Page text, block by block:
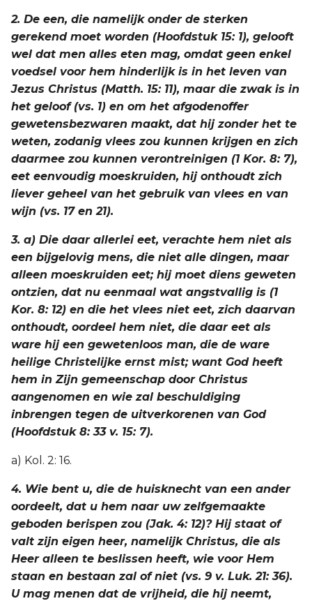
2. De een, die namelijk onder de sterken
gerekend moet worden (Hoofdstuk 15: 1), gelooft
wel dat men alles eten mag, omdat geen enkel
voedsel voor hem hinderlijk is in het leven van
Jezus Christus (Matth. 15: 11), maar die zwak is in
het geloof (vs. 1) en om het afgodenoffer
gewetensbezwaren maakt, dat hij zonder het te
weten, zodanig vlees zou kunnen krijgen en zich
daarmee zou kunnen verontreinigen (1 Kor. 8: 7),
eet eenvoudig moeskruiden, hij onthoudt zich
liever geheel van het gebruik van vlees en van
wijn (vs. 17 en 21).
3. a) Die daar allerlei eet, verachte hem niet als
een bijgelovig mens, die niet alle dingen, maar
alleen moeskruiden eet; hij moet diens geweten
ontzien, dat nu eenmaal wat angstvallig is (1
Kor. 8: 12) en die het vlees niet eet, zich daarvan
onthoudt, oordeel hem niet, die daar eet als
ware hij een gewetenloos man, die de ware
heilige Christelijke ernst mist; want God heeft
hem in Zijn gemeenschap door Christus
aangenomen en wie zal beschuldiging
inbrengen tegen de uitverkorenen van God
(Hoofdstuk 8: 33 v. 15: 7).
a) Kol. 2: 16.
4. Wie bent u, die de huisknecht van een ander
oordeelt, dat u hem naar uw zelfgemaakte
geboden berispen zou (Jak. 4: 12)? Hij staat of
valt zijn eigen heer, namelijk Christus, die als
Heer alleen te beslissen heeft, wie voor Hem
staan en bestaan zal of niet (vs. 9 v. Luk. 21: 36).
U mag menen dat de vrijheid, die hij neemt,